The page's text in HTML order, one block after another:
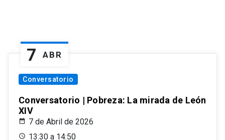
7 ABR
Conversatorio
Conversatorio | Pobreza: La mirada de León
XIV
7 de Abril de 2026
13:30 a 14:50